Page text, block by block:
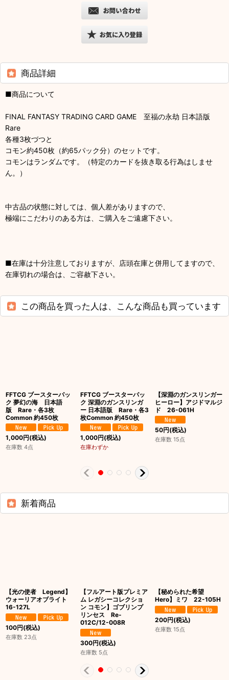
商品詳細
■商品について
FINAL FANTASY TRADING CARD GAME 至福の永劫 日本語版
Rare
各種3枚づつと
コモン約450枚（約65パック分）のセットです。
コモンはランダムです。（特定のカードを抜き取る行為はしませ
ん。）
中古品の状態に対しては、個人差がありますので、
極端にこだわりのある方は、ご購入をご遠慮下さい。
■在庫は十分注意しておりますが、店頭在庫と併用してますので、
在庫切れの場合は、ご容赦下さい。
この商品を買った人は、こんな商品も買っています
FFTCG ブースターパッ
ク 夢幻の海 日本語
版 Rare・各3枚
Common 約450枚
1,000円(税込)
在庫数 4点
FFTCG ブースターパッ
ク 深淵のガンスリンガ
ー 日本語版 Rare・各3
枚Common 約450枚
1,000円(税込)
在庫わずか
【深淵のガンスリンガー
ヒーロー】アジドマルジ
ド 26-061H
50円(税込)
在庫数 15点
新着商品
【光の使者 Legend】
ウォーリアオブライト
16-127L
100円(税込)
在庫数 23点
【フルアート版プレミア
ム レガシーコレクショ
ン コモン】ゴブリンプ
リンセス Re-
012C/12-008R
300円(税込)
在庫数 5点
【秘められた希望
Hero】ミワ 22-105H
200円(税込)
在庫数 15点